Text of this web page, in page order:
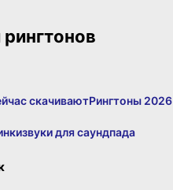
скачиваютРингтоны 2026
звуки для саундпада